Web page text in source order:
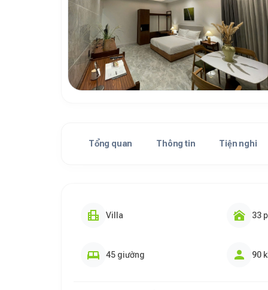
Tổng quan Thông tin Tiện nghi
Villa 33
45 giường 90